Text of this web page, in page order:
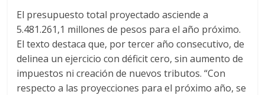
El presupuesto total proyectado asciende a
5.481.261,1 millones de pesos para el año próximo.
El texto destaca que, por tercer año consecutivo, de
delinea un ejercicio con déficit cero, sin aumento de
impuestos ni creación de nuevos tributos. “Con
respecto a las proyecciones para el próximo año, se